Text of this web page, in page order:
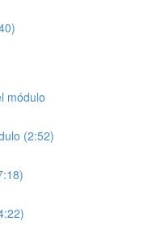
módulo
(2:52)